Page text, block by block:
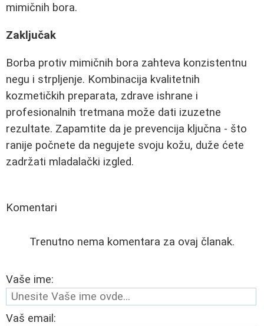
mimičnih bora.
Zaključak
Borba protiv mimičnih bora zahteva konzistentnu
negu i strpljenje. Kombinacija kvalitetnih
kozmetičkih preparata, zdrave ishrane i
profesionalnih tretmana može dati izuzetne
rezultate. Zapamtite da je prevencija ključna - što
ranije počnete da negujete svoju kožu, duže ćete
zadržati mladalački izgled.
Komentari
Trenutno nema komentara za ovaj članak.
Vaše ime:
Vaš email: